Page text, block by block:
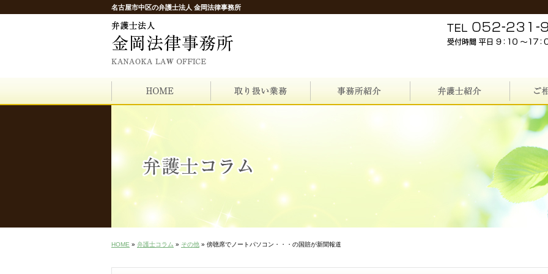
名古屋市中区の弁護士法人 金岡法律事務所
HOME » 弁護士コラム » その他 » 傍聴席でノートパソコン・・・の国賠が新聞報道